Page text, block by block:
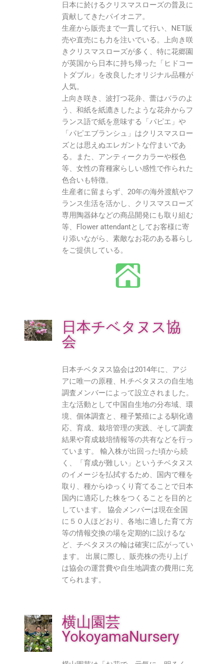
日本に於けるクリスマスローズの普及に
貢献してきたパイオニア。
生産から販売まで一貫して行い、NET販
売や直売にも力を注いでいる。上向き咲
きクリスマスローズが多く、特に花郷園
が英国から日本に持ち帰った「ヒドコー
トダブル」を改良したオリジナル品種が
人気。
上向き咲き、波打つ花弁、蕾はバラのよ
う、和紙を紙漉きしたような花弁からフ
ランス語で紙を意味する「パピエ」や
「パピエブランシュ」はクリスマスロー
ズとは思えぬエレガントな佇まいであ
る。また、アンティークカラーや桜色
等、女性の育種家らしい感性で作られた
色合いも特徴。
生産者に留まらず、20年の海外渡航やフ
ランス生活を活かし、クリスマスローズ
専用陶器鉢などの商品開発にも取り組む
等、Flower attendantとしてお客様に寄
り添いながら、素敵なお花のある暮らし
をご提供している。
日本チベタヌス協
会
日本チベタヌス協会は2014年に、アジ
アに唯一の原種、H.チベタヌスの自生地
調査メンバーによって設立されました。
主な活動として中国自生地の分布域、環
境、個体調査と、種子繁殖による馴化適
応、育成、栽培管理の実践、そして調査
結果や育成栽培情報等の共有などを行っ
ています。 輸入株が出回った頃から続
く、「育成が難しい」というチベタヌス
のイメージを払拭するため、国内で種を
取り、種からゆっくり育てることで日本
国内に適応した株をつくることを目的と
しています。 協会メンバーは現在全国
に５０人ほどおり、各地に適した育て方
等の情報交換の場を定期的に設けるな
ど、チベタヌスの輪は確実に広がってい
ます。 出展に際し、販売株の売り上げ
は協会の運営費や自生地調査の費用に充
てられます。
横山園芸
YokoyamaNursery